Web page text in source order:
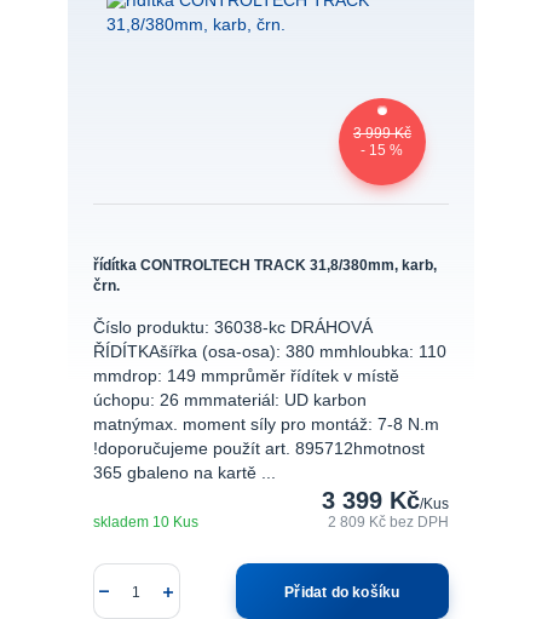
3 999 Kč
- 15 %
řídítka CONTROLTECH TRACK 31,8/380mm, karb,
črn.
Číslo produktu: 36038-kc DRÁHOVÁ
ŘÍDÍTKAšířka (osa-osa): 380 mmhloubka: 110
mmdrop: 149 mmprůměr řídítek v místě
úchopu: 26 mmmateriál: UD karbon
matnýmax. moment síly pro montáž: 7-8 N.m
!doporučujeme použít art. 895712hmotnost
365 gbaleno na kartě ...
3 399 Kč/Kus
2 809 Kčbez DPH
skladem 10 Kus
Přidat do košíku